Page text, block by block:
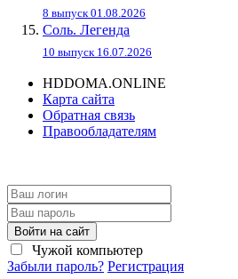
8 выпуск 01.08.2026
Соль. Легенда
10 выпуск 16.07.2026
HDDOMA.ONLINE
Карта сайта
Обратная связь
Правообладателям
Войти на сайт
Чужой компьютер
Забыли пароль? Регистрация